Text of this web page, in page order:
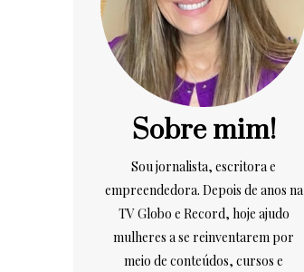
Sobre mim!
Sou jornalista, escritora e
empreendedora. Depois de anos na
TV Globo e Record, hoje ajudo
mulheres a se reinventarem por
meio de conteúdos, cursos e